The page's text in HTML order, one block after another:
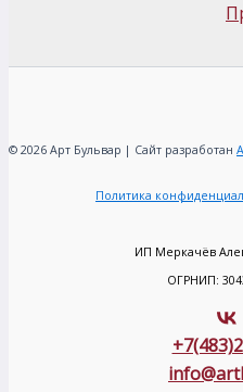
© 2026 Арт Бульвар | Сайт разработан
Политика
ИП Меркачёв
ОГРНИП: